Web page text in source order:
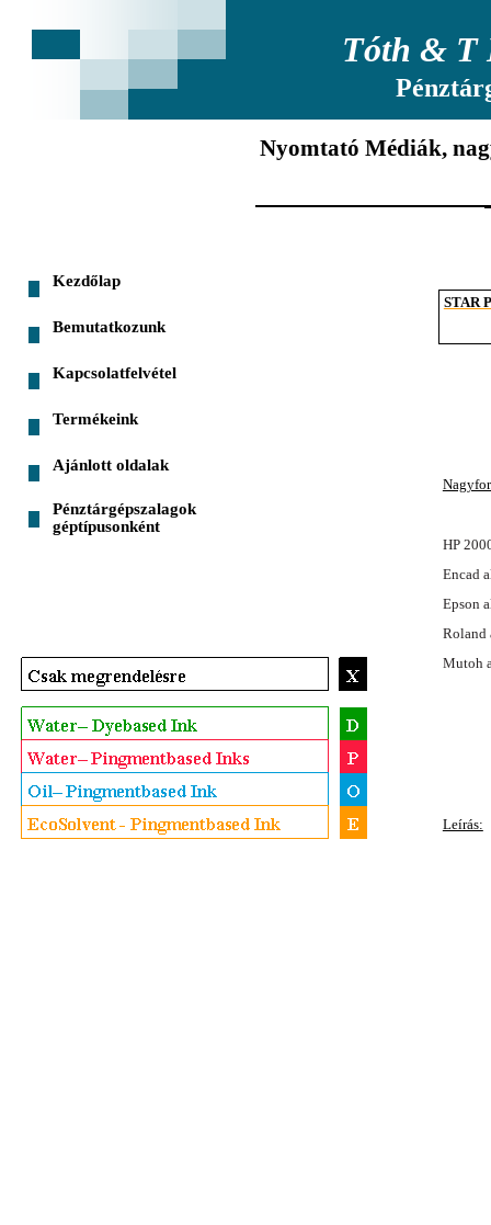
Kezdőlap
Bemutatkozunk
Kapcsolatfelvétel
Termékeink
Ajánlott oldalak
Pénztárgépszalagok
géptípusonként
Nyomtató Médiák,
Tóth & T
HP
Encad
Epson
Roland
Mutoh
Leírás:
STAR